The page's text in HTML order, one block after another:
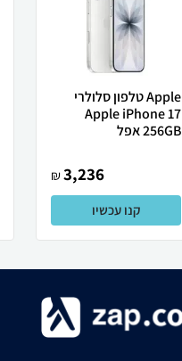
Apple טלפון סלולרי
Apple iPhone 17
256GB אפל
3,236
₪
קנו עכשיו